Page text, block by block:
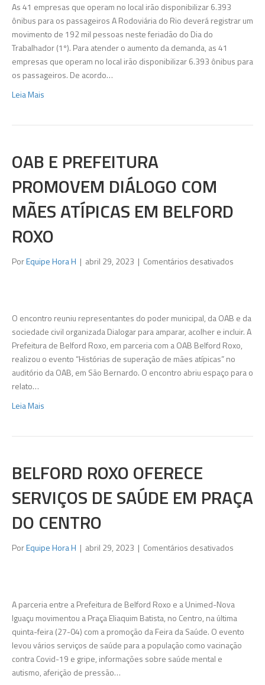
de
mil
do
As 41 empresas que operam no local irão disponibilizar 6.393
ônibus para os passageiros A Rodoviária do Rio deverá registrar um
movimento de 192 mil pessoas neste feriadão do Dia do
Trabalhador (1º). Para atender o aumento da demanda, as 41
empresas que operam no local irão disponibilizar 6.393 ônibus para
os passageiros. De acordo…
Leia Mais
OAB E PREFEITURA
PROMOVEM DIÁLOGO COM
MÃES ATÍPICAS EM BELFORD
ROXO
PorEquipe Hora H | abril 29, 2023 | Comentários desativados
diálogo
com
mães
atípicas
O encontro reuniu representantes do poder municipal, da OAB e da
sociedade civil organizada Dialogar para amparar, acolher e incluir. A
Prefeitura de Belford Roxo, em parceria com a OAB Belford Roxo,
realizou o evento “Histórias de superação de mães atípicas” no
auditório da OAB, em São Bernardo. O encontro abriu espaço para o
relato…
Leia Mais
BELFORD ROXO OFERECE
SERVIÇOS DE SAÚDE EM PRAÇA
DO CENTRO
PorEquipe Hora H | abril 29, 2023 | Comentários desativados
serviços
de
saúde
em
A parceria entre a Prefeitura de Belford Roxo e a Unimed-Nova
Iguaçu movimentou a Praça Eliaquim Batista, no Centro, na última
quinta-feira (27-04) com a promoção da Feira da Saúde. O evento
levou vários serviços de saúde para a população como vacinação
contra Covid-19 e gripe, informações sobre saúde mental e
autismo, aferição de pressão…